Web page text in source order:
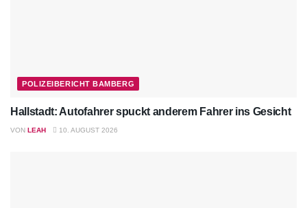
POLIZEIBERICHT BAMBERG
Hallstadt: Autofahrer spuckt anderem Fahrer ins Gesicht
VON LEAH 10. AUGUST 2026